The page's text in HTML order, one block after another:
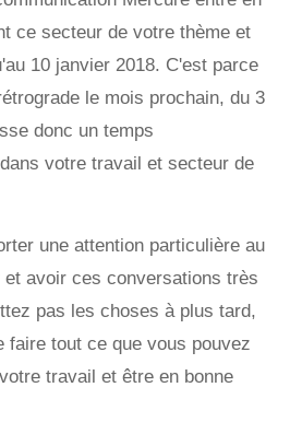
ce secteur de votre thème et
10 janvier 2018. C'est parce
le mois prochain, du 3
donc un temps
votre travail et secteur de
une attention particulière au
avoir ces conversations très
pas les choses à plus tard,
faire tout ce que vous pouvez
travail et être en bonne